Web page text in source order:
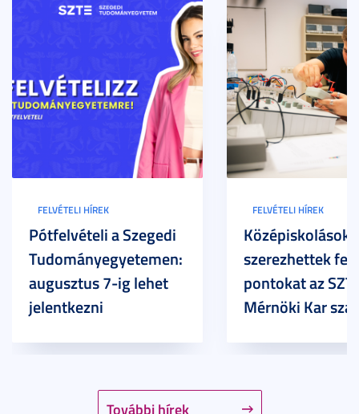
További hírek
FELVÉTELI HÍREK
Pótfelvételi a Szegedi
Tudományegyetemen:
augusztus 7-ig lehet
jelentkezni
FELVÉTELI HÍREK
Középiskolások
szerezhettek
pontokat az
Mérnöki Kar